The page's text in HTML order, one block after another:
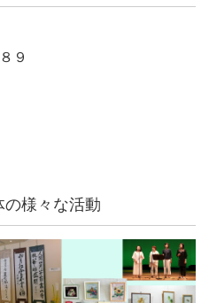
９
の様々な活動